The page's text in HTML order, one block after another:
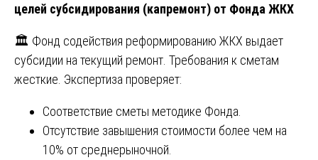
целей субсидирования (капремонт) от Фонда ЖКХ
🏛️ Фонд содействия реформированию ЖКХ выдает
субсидии на текущий ремонт. Требования к сметам
жесткие. Экспертиза проверяет:
Соответствие сметы методике Фонда.
Отсутствие завышения стоимости более чем на
10% от среднерыночной.